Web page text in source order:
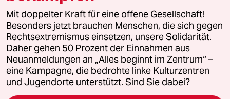
© 2026 taz Verlags und Vertriebs GmbH
Alle Rechte vorbehalten. Bei rechtlichen Fragen oder für Genehmigungen
wenden Sie sich bitte an lizenzen@taz.de
Feedback Redaktionsstatut Kommune-Richtlinien
Leitlinie Informant Datenschutz Impressum AGB
Mit doppelter Kraft für eine offene Gesellschaft!
Besonders jetzt brauchen Menschen, die sich gegen
Rechtsextremismus einsetzen, unsere Solidarität.
Daher gehen 50 Prozent der Einnahmen aus
Neuanmeldungen an „Alles beginnt im Zentrum“ –
eine Kampagne, die bedrohte linke Kulturzentren
und Jugendorte unterstützt. Sind Sie dabei?